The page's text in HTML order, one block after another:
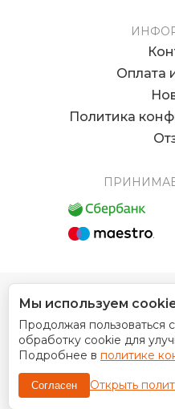
Оплата
Политика
© 2012 - 2026
Дизайн сайта
Мы используем
Продолжая пользоваться
обработку cookie для
Подробнее в политике
Согласен Открыть